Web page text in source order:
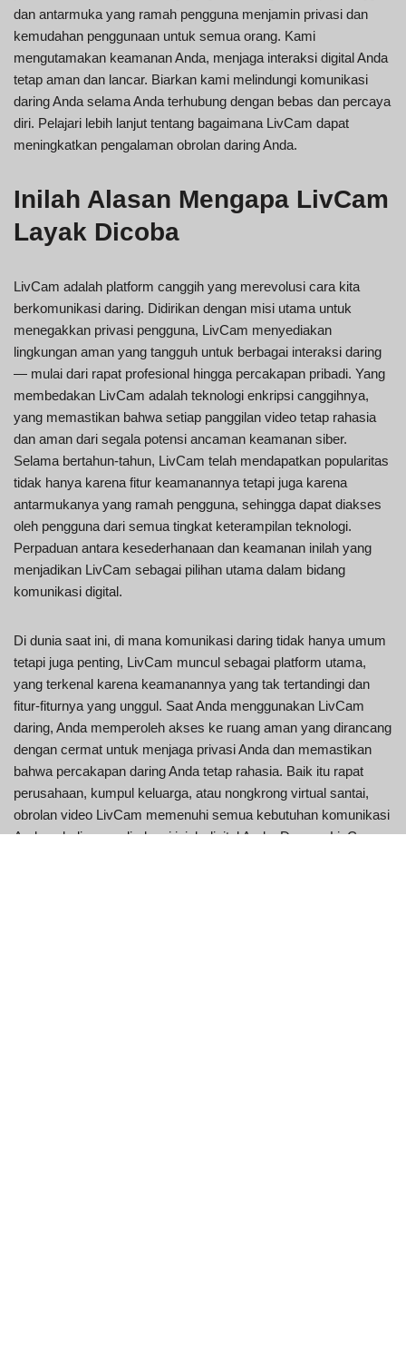
dan antarmuka yang ramah pengguna menjamin privasi dan
kemudahan penggunaan untuk semua orang. Kami
mengutamakan keamanan Anda, menjaga interaksi digital Anda
tetap aman dan lancar. Biarkan kami melindungi komunikasi
daring Anda selama Anda terhubung dengan bebas dan percaya
diri. Pelajari lebih lanjut tentang bagaimana LivCam dapat
meningkatkan pengalaman obrolan daring Anda.
Inilah Alasan Mengapa LivCam
Layak Dicoba
LivCam adalah platform canggih yang merevolusi cara kita
berkomunikasi daring. Didirikan dengan misi utama untuk
menegakkan privasi pengguna, LivCam menyediakan
lingkungan aman yang tangguh untuk berbagai interaksi daring
— mulai dari rapat profesional hingga percakapan pribadi. Yang
membedakan LivCam adalah teknologi enkripsi canggihnya,
yang memastikan bahwa setiap panggilan video tetap rahasia
dan aman dari segala potensi ancaman keamanan siber.
Selama bertahun-tahun, LivCam telah mendapatkan popularitas
tidak hanya karena fitur keamanannya tetapi juga karena
antarmukanya yang ramah pengguna, sehingga dapat diakses
oleh pengguna dari semua tingkat keterampilan teknologi.
Perpaduan antara kesederhanaan dan keamanan inilah yang
menjadikan LivCam sebagai pilihan utama dalam bidang
komunikasi digital.
Di dunia saat ini, di mana komunikasi daring tidak hanya umum
tetapi juga penting, LivCam muncul sebagai platform utama,
yang terkenal karena keamanannya yang tak tertandingi dan
fitur-fiturnya yang unggul. Saat Anda menggunakan LivCam
daring, Anda memperoleh akses ke ruang aman yang dirancang
dengan cermat untuk menjaga privasi Anda dan memastikan
bahwa percakapan daring Anda tetap rahasia. Baik itu rapat
perusahaan, kumpul keluarga, atau nongkrong virtual santai,
obrolan video LivCam memenuhi semua kebutuhan komunikasi
Anda sekaligus melindungi jejak digital Anda. Dengan LivCam,